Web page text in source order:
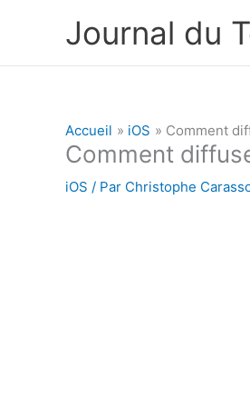
Journal du
Accueil iOS Comment
Comment
iOS / Par Christophe